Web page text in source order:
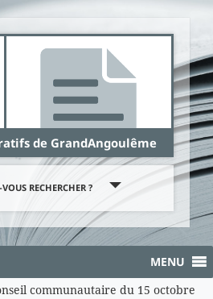
de GrandAngoulême
RECHERCHER ?
MENU
communautaire du 15 octobre